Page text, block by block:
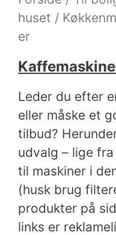
huset /
er
Leder du efter
eller måske et
tilbud?
udvalg – lige
til maskiner i
(husk brug
produkter på
links er